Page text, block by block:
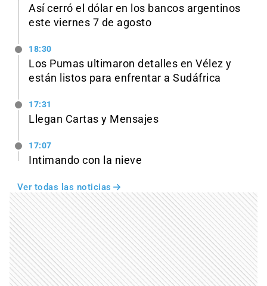
Así cerró el dólar en los bancos argentinos
este viernes 7 de agosto
18:30
Los Pumas ultimaron detalles en Vélez y
están listos para enfrentar a Sudáfrica
17:31
Llegan Cartas y Mensajes
17:07
Intimando con la nieve
Ver todas las noticias